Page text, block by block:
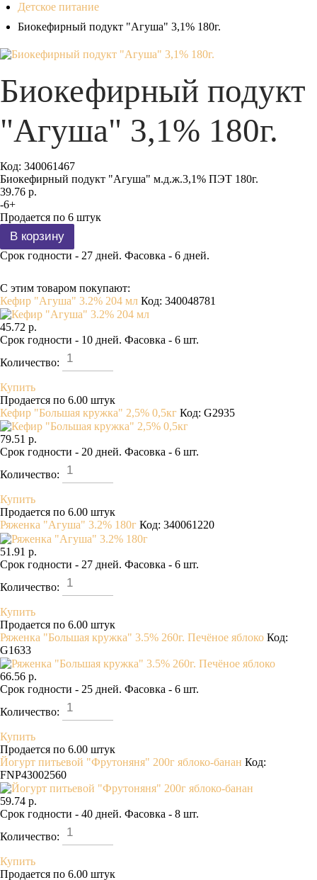
Детское питание
Биокефирный подукт "Агуша" 3,1% 180г.
Биокефирный подукт
"Агуша" 3,1% 180г.
Код: 340061467
Биокефирный подукт "Агуша" м.д.ж.3,1% ПЭТ 180г.
39.76 р.
-6+
Продается по 6 штук
Срок годности - 27 дней. Фасовка - 6 дней.
С этим товаром покупают:
Кефир "Агуша" 3.2% 204 мл Код: 340048781
45.72 р.
Срок годности - 10 дней. Фасовка - 6 шт.
Количество:
Купить
Продается по 6.00 штук
Кефир "Большая кружка" 2,5% 0,5кг Код: G2935
79.51 р.
Срок годности - 20 дней. Фасовка - 6 шт.
Количество:
Купить
Продается по 6.00 штук
Ряженка "Агуша" 3.2% 180г Код: 340061220
51.91 р.
Срок годности - 27 дней. Фасовка - 6 шт.
Количество:
Купить
Продается по 6.00 штук
Ряженка "Большая кружка" 3.5% 260г. Печёное яблоко Код:
G1633
66.56 р.
Срок годности - 25 дней. Фасовка - 6 шт.
Количество:
Купить
Продается по 6.00 штук
Йогурт питьевой "Фрутоняня" 200г яблоко-банан Код:
FNP43002560
59.74 р.
Срок годности - 40 дней. Фасовка - 8 шт.
Количество:
Купить
Продается по 6.00 штук